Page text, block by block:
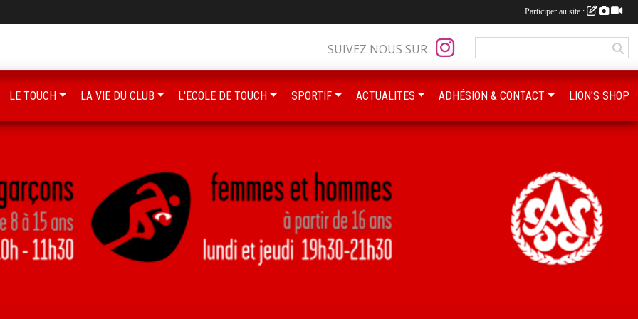
SUIVEZ NOUS SUR
LE TOUCH LA VIE DU CLUB L'ECOLE DE TOUCH SPORTIF ACTUALITES ADHÉSION & CONTACT LION'S SHOP
Participer au site :